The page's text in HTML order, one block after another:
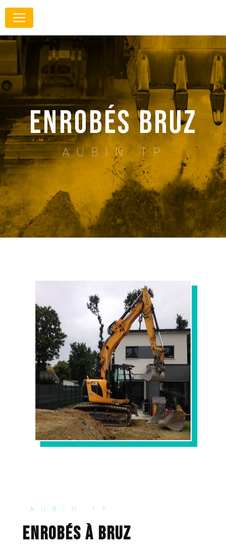
enrobés Bruz
AUBIN TP
AUBIN TP
enrobés à Bruz
Panneau de gestion des cookies